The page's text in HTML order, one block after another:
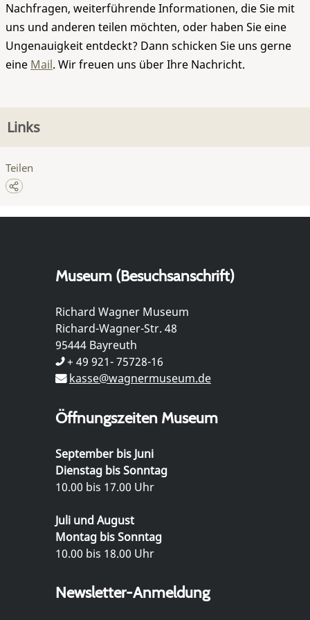
Nachfragen, weiterführende Informationen, die Sie mit
uns und anderen teilen möchten, oder haben Sie eine
Ungenauigkeit entdeckt? Dann schicken Sie uns gerne
eine Mail. Wir freuen uns über Ihre Nachricht.
Links
Teilen
Museum (Besuchsanschrift)
Richard Wagner Museum
Richard-Wagner-Str. 48
95444 Bayreuth
+ 49 921- 75728-16
kasse@wagnermuseum.de
Öffnungszeiten Museum
September bis Juni
Dienstag bis Sonntag
10.00 bis 17.00 Uhr
Juli und August
Montag bis Sonntag
10.00 bis 18.00 Uhr
Newsletter-Anmeldung